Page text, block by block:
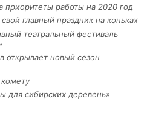
приоритеты работы на 2020 год
главный праздник на коньках
театральный фестиваль
открывает новый сезон
для сибирских деревень»